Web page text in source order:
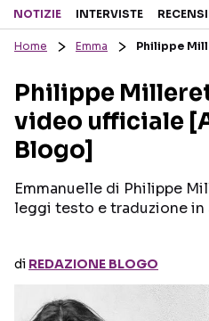
Sezioni
RECENSIONI MUSICALI
INTERVISTE
GOSSIP E CURIOSITÀ
Seguici
NOTIZIE INTERVISTE
Home Emma Philippe
Philippe
video ufficiale
Blogo]
Emmanuelle di Philippe
leggi testo e traduzione
di REDAZIONE BLOGO